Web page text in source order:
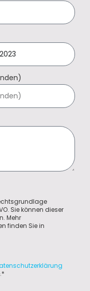
Sie können dieser
Mehr
finden Sie in